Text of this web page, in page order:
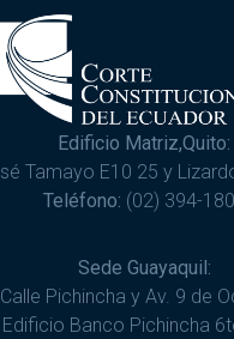
Edificio Matriz,Quito:
Tamayo E10 25 y
Teléfono: (02) 394-
Sede Guayaquil:
Calle Pichincha y Av. 9 de
Edificio Banco Pichincha